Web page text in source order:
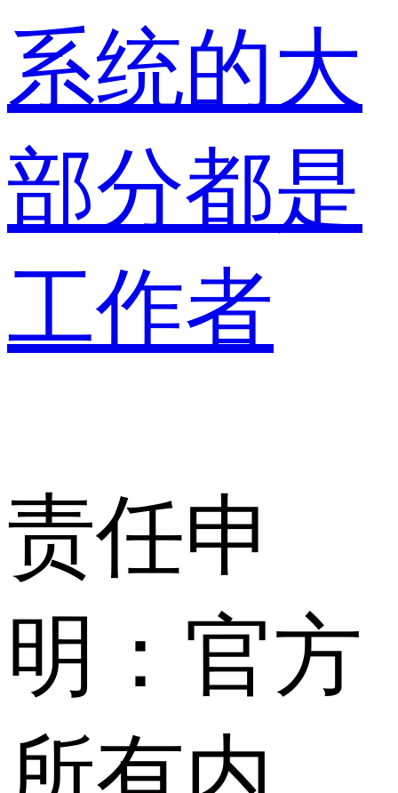
系统的大
部分都是
工作者
责任申
明：官方